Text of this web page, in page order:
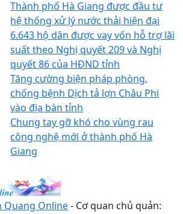
Thành phố Hà Giang được đầu tư
hệ thống xử lý nước thải hiện đại
6.643 hộ dân được vay vốn hỗ trợ lãi
suất theo Nghị quyết 209 và Nghị
quyết 86 của HĐND tỉnh
Tăng cường biện pháp phòng,
chống bệnh Dịch tả lợn Châu Phi
vào địa bàn tỉnh
Chung tay gỡ khó cho vùng rau
công nghệ mới ở thành phố Hà
Giang
Quang Online- Cơ quan chủ quản: